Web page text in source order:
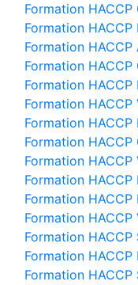
Formation
Formation HACCP
Formation
Formation
Formation HACCP
Formation
Formation HACCP
Formation
Formation HACCP
Formation
Formation HACCP
Formation
Formation
Formation HACCP
Formation